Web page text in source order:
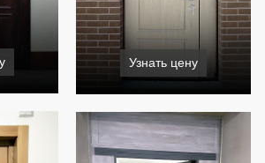
Узнать цену